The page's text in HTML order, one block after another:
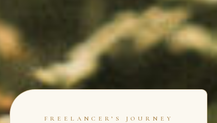
FREELANCER’S JOURNEY